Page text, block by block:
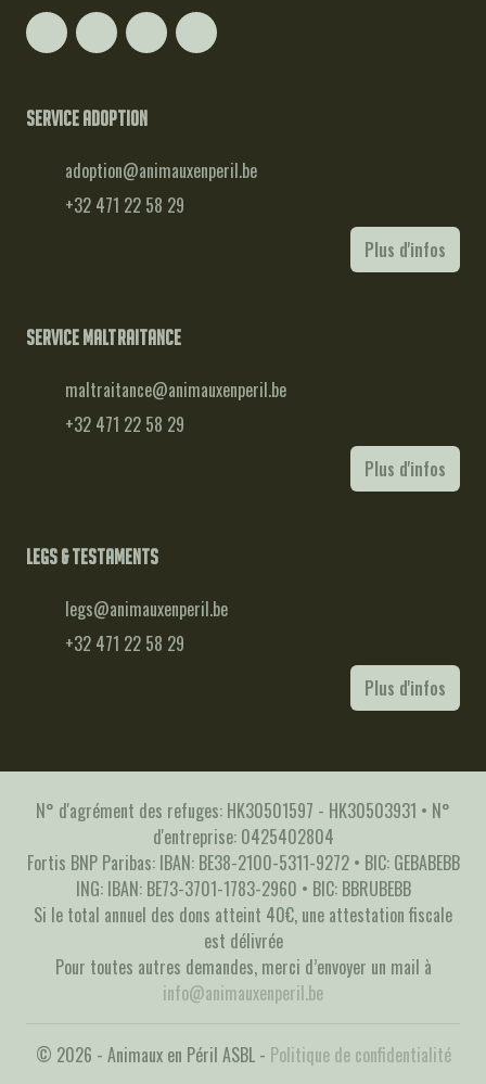
Service adoption
adoption@animauxenperil.be
+32 471 22 58 29
Plus d'infos
Service maltraitance
maltraitance@animauxenperil.be
+32 471 22 58 29
Plus d'infos
Legs & testaments
legs@animauxenperil.be
+32 471 22 58 29
Plus d'infos
N° d'agrément des refuges: HK30501597 - HK30503931 • N°
d'entreprise: 0425402804
Fortis BNP Paribas: IBAN: BE38-2100-5311-9272 • BIC: GEBABEBB
ING: IBAN: BE73-3701-1783-2960 • BIC: BBRUBEBB
Si le total annuel des dons atteint 40€, une attestation fiscale
est délivrée
Pour toutes autres demandes, merci d’envoyer un mail à
info@animauxenperil.be
© 2026 - Animaux en Péril ASBL - Politique de confidentialité